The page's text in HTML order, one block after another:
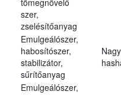
szer,
zselésítőanyag
Emulgeálószer,
habosítószer,
stabilizátor,
sűrítőanyag
Emulgeálószer,